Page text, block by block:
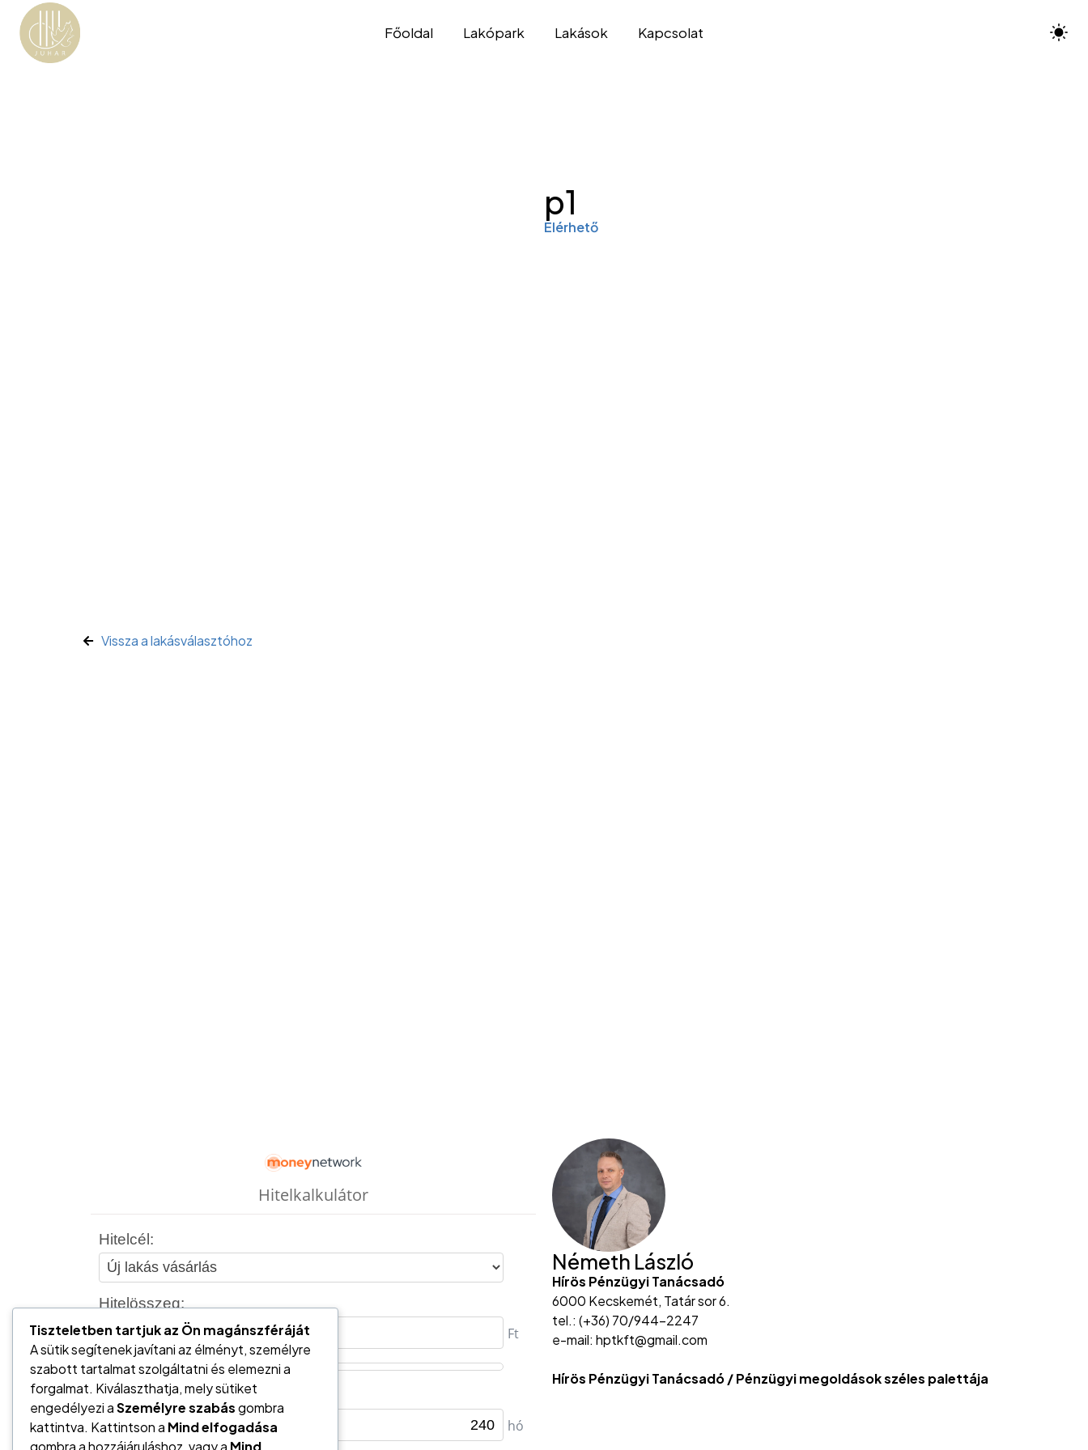
Főoldal Lakópark Lakások Kapcsolat
p1
Elérhető
Vissza a lakásválasztóhoz
Németh László
Hírös Pénzügyi Tanácsadó
6000 Kecskemét, Tatár sor 6.
tel.: (+36) 70/944-2247
e-mail: hptkft@gmail.com
Hírös Pénzügyi Tanácsadó / Pénzügyi megoldások széles palettája
Tiszteletben tartjuk az Ön magánszféráját
A sütik segítenek javítani az élményt, személyre
szabott tartalmat szolgáltatni és elemezni a
forgalmat. Kiválaszthatja, mely sütiket
engedélyezi aSzemélyre szabásgombra
kattintva. Kattintson a Mind elfogadása